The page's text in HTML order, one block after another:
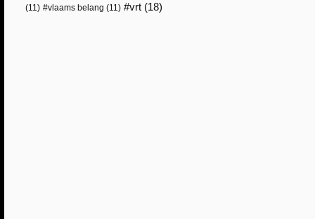
(11)
vlaams belang (11) vrt (18)